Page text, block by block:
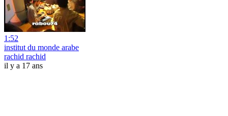
1:52
institut du monde arabe
rachid rachid
il y a 17 ans